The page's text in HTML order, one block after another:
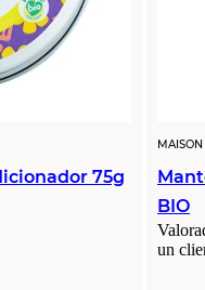
75g
BIO
un